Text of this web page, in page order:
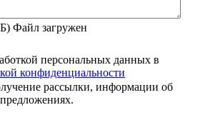
Файл загружен
персональных данных в
конфиденциальности
рассылки, информации об